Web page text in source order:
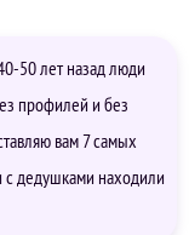
50 лет назад люди
профилей и без
вам 7 самых
с дедушками находили